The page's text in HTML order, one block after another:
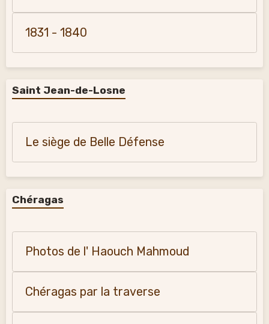
1831 - 1840
Saint Jean-de-Losne
Le siège de Belle Défense
Chéragas
Photos de l' Haouch Mahmoud
Chéragas par la traverse